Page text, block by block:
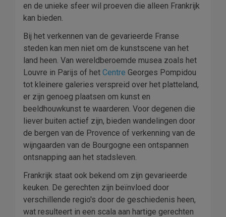
en de unieke sfeer wil proeven die alleen Frankrijk
kan bieden.
Bij het verkennen van de gevarieerde Franse
steden kan men niet om de kunstscene van het
land heen. Van wereldberoemde musea zoals het
Louvre in Parijs of het Centre Georges Pompidou
tot kleinere galeries verspreid over het platteland,
er zijn genoeg plaatsen om kunst en
beeldhouwkunst te waarderen. Voor degenen die
liever buiten actief zijn, bieden wandelingen door
de bergen van de Provence of verkenning van de
wijngaarden van de Bourgogne een ontspannen
ontsnapping aan het stadsleven.
Frankrijk staat ook bekend om zijn gevarieerde
keuken. De gerechten zijn beïnvloed door
verschillende regio's door de geschiedenis heen,
wat resulteert in een scala aan hartige gerechten